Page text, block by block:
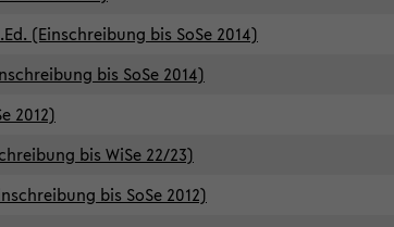
(Einschreibung bis SoSe 2014)
bis SoSe 2014)
2012)
bis WiSe 22/23)
bis SoSe 2012)